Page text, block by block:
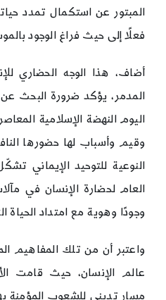
المبتور عن استكمال تمدد
فعلًا إلى حيث فراغ الوجود
أضاف، هذا الوجه الحضاري
المدمر، يؤكد ضرورة البحث
اليوم النهضة الإسلامية
وقيم وأسباب لها حضورها
النوعية للتوحيد الإيماني
العام لحضارة الإنسان في
وجودًا وهوية مع امتداد الحياة
واعتبر أن من تلك المفاهيم
عالم الإنسان، حيث قامت
مسار تديني للشعوب المؤمنة